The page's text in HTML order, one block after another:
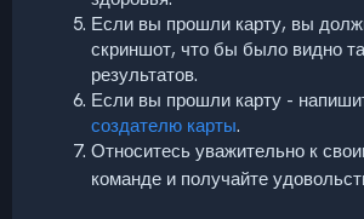
Если вы прошли карту, вы
скриншот, что бы было видно
результатов.
Если вы прошли карту -
создателю карты.
Относитесь уважительно к
команде и получайте